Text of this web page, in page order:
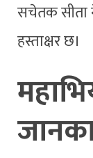
सचेतक सीता
हस्ताक्षर छ।